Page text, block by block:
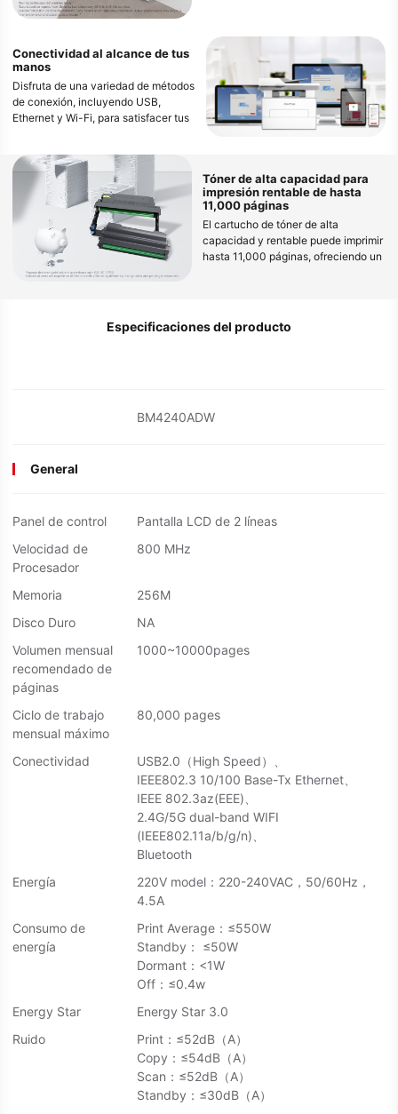
atascos excepcionalmente baja,
inferior a 0.02‰. Esto garantiza una
experiencia de impresión fluida y sin
interrupciones, incluso durante
trabajos de alto volumen.
Conectividad al alcance de tus
manos
Disfruta de una variedad de métodos
de conexión, incluyendo USB,
Ethernet y Wi-Fi, para satisfacer tus
Simplifica el proceso de
configuración Wi-Fi mediante
Bluetooth, permitiendo que la
impresora sea identificada y
conectada rápidamente a tu red Wi-
doble banda de 2.4GHz y 5GHz,
AirPrint y Mopria, sin necesidad de
archivos y fotos desde tu dispositivo
Tóner de alta capacidad para
impresión rentable de hasta
11,000 páginas
El cartucho de tóner de alta
capacidad y rentable puede imprimir
hasta 11,000 páginas, ofreciendo un
de reemplazo de consumibles y
minimiza los costos laborales,
Especificaciones del producto
BM4240ADW
General
Panel de control
Pantalla LCD de 2 líneas
Velocidad de
Procesador
800 MHz
Memoria
256M
Disco Duro
NA
Volumen mensual
recomendado de
páginas
1000~10000pages
Ciclo de trabajo
mensual máximo
80,000 pages
Conectividad
USB2.0（High Speed）、
IEEE802.3 10/100 Base-Tx Ethernet、
IEEE 802.3az(EEE)、
2.4G/5G dual-band WIFI
(IEEE802.11a/b/g/n)、
Bluetooth
Energía
220V model：220-240VAC，50/60Hz，
4.5A
Consumo de
energía
Print Average：≤550W
Standby： ≤50W
Dormant：<1W
Off：≤0.4w
Energy Star
Energy Star 3.0
Ruido
Print：≤52dB（A）
Copy：≤54dB（A）
Scan：≤52dB（A）
Standby：≤30dB（A）